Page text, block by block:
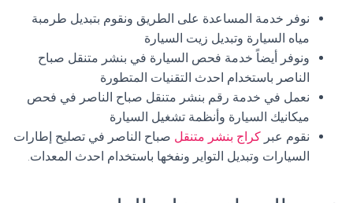
نوفر خدمة المساعدة على الطريق ونقوم بتبديل طرمبة
مياه السيارة وتبديل زيت السيارة
ونوفر أيضاً خدمة فحص السيارة في بنشر متنقل صباح
الناصر باستخدام احدث التقنيات المتطورة
نعمل في خدمة رقم بنشر متنقل صباح الناصر في فحص
ميكانيك السيارة وأنظمة تشغيل السيارة
نقوم عبر كراج بنشر متنقل صباح الناصر في تصليح إطارات
السيارات وتبديل التواير ونفخها باستخدام احدث المعدات.